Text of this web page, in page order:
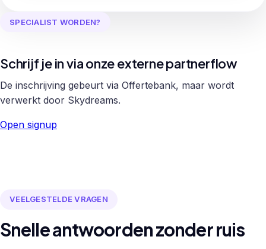
SPECIALIST WORDEN?
Schrijf je in via onze externe partnerflow
De inschrijving gebeurt via Offertebank, maar wordt
verwerkt door Skydreams.
Open signup
VEELGESTELDE VRAGEN
Snelle antwoorden zonder ruis